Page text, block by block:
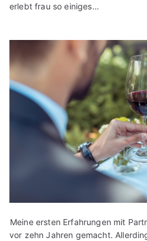
erlebt frau so einiges…
Meine ersten Erfahrungen mit
vor zehn Jahren gemacht.